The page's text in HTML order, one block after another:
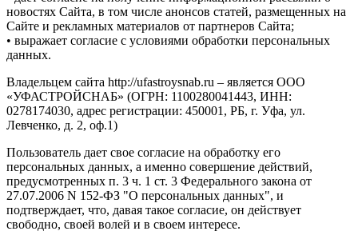
новостях Сайта, в том числе анонсов статей, размещенных на
Сайте и рекламных материалов от партнеров Сайта;
• выражает согласие с условиями обработки персональных
данных.
Владельцем сайта http://ufastroysnab.ru – является ООО
«УФАСТРОЙСНАБ» (ОГРН: 1100280041443, ИНН:
0278174030, адрес регистрации: 450001, РБ, г. Уфа, ул.
Левченко, д. 2, оф.1)
Пользователь дает свое согласие на обработку его
персональных данных, а именно совершение действий,
предусмотренных п. 3 ч. 1 ст. 3 Федерального закона от
27.07.2006 N 152-ФЗ "О персональных данных", и
подтверждает, что, давая такое согласие, он действует
свободно, своей волей и в своем интересе.